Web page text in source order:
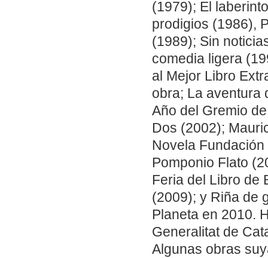
(1979); El
prodigios (1986),
(1989); Sin
comedia ligera
al Mejor Libro
obra; La aventura
Año del Gremio
Dos (2002);
Novela
Pomponio Flato
Feria del Libro de
(2009); y Riña de
Planeta en 2010.
Generalitat de
Algunas obras